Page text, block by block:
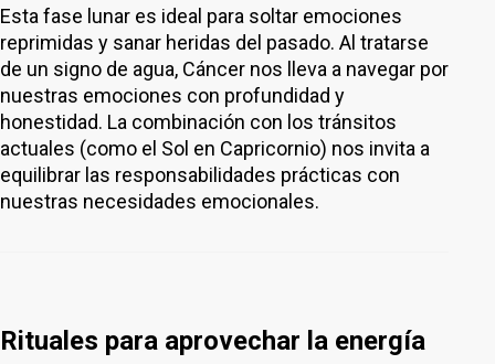
Esta fase lunar es ideal para soltar emociones
reprimidas y sanar heridas del pasado. Al tratarse
de un signo de agua, Cáncer nos lleva a navegar por
nuestras emociones con profundidad y
honestidad. La combinación con los tránsitos
actuales (como el Sol en Capricornio) nos invita a
equilibrar las responsabilidades prácticas con
nuestras necesidades emocionales.
Rituales para aprovechar la energía